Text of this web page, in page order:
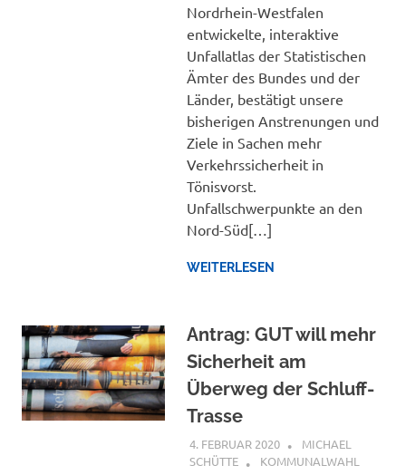
Nordrhein-Westfalen
entwickelte, interaktive
Unfallatlas der Statistischen
Ämter des Bundes und der
Länder, bestätigt unsere
bisherigen Anstrenungen und
Ziele in Sachen mehr
Verkehrssicherheit in
Tönisvorst.
Unfallschwerpunkte an den
Nord-Süd[…]
WEITERLESEN
Antrag: GUT will mehr
Sicherheit am
Überweg der Schluff-
Trasse
4. FEBRUAR 2020
MICHAEL
SCHÜTTE
KOMMUNALWAHL